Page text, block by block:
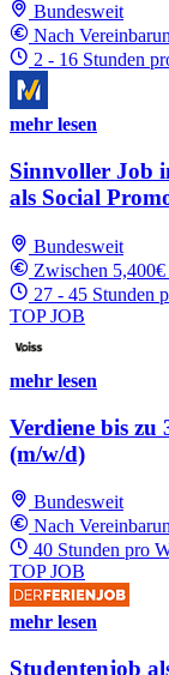
Bundesweit
Nach
2 - 16 Stunden
mehr lesen
Sinnvoller Job
als Social
Bundesweit
Zwischen
27 - 45 Stunden
TOP JOB
mehr lesen
Verdiene bis
(m/w/d)
Bundesweit
Nach
40 Stunden pro
TOP JOB
mehr lesen
Studentenjob